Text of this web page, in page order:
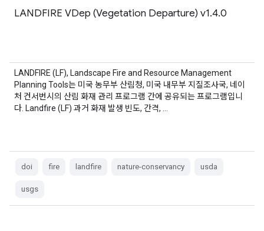
LANDFIRE VDep (Vegetation Departure) v1.4.0
LANDFIRE (LF), Landscape Fire and Resource Management
Planning Tools는 미국 농무부 산림청, 미국 내무부 지질조사국, 네이
처 컨서번시의 산림 화재 관리 프로그램 간에 공유되는 프로그램입니
다. Landfire (LF) 과거 화재 발생 빈도, 간격, …
doi fire landfire nature-conservancy usda
usgs